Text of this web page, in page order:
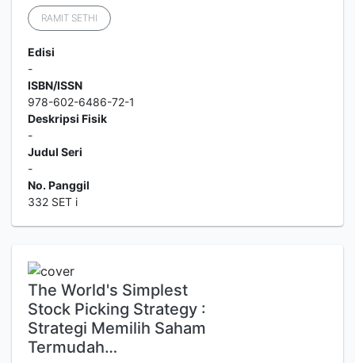
RAMIT SETHI
Edisi
-
ISBN/ISSN
978-602-6486-72-1
Deskripsi Fisik
-
Judul Seri
-
No. Panggil
332 SET i
The World's Simplest
Stock Picking Strategy :
Strategi Memilih Saham
Termudah…